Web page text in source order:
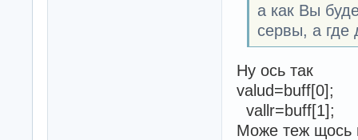
а как Вы
сервы, а где
Ну ось так
valud=buff[0];
vallr=buff[1];
Може теж щось